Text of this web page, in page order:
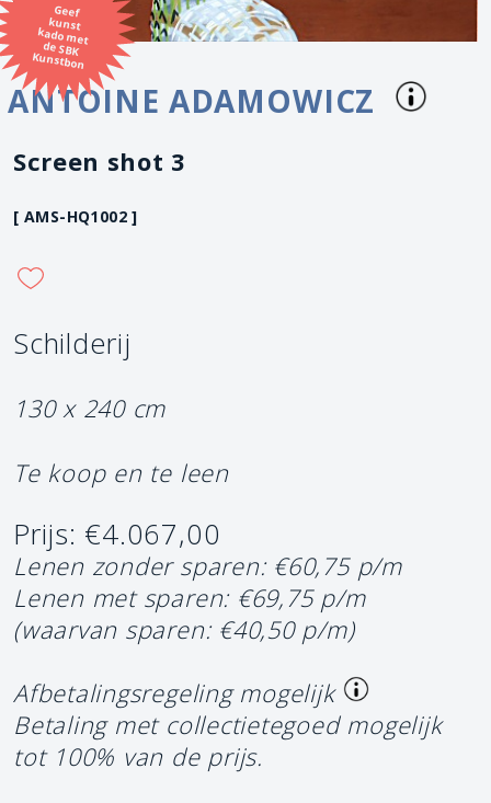
Geef
kunst
kado met
de SBK
Kunstbon
ANTOINE ADAMOWICZ
Screen shot 3
[ AMS-HQ1002 ]
Schilderij
130 x 240 cm
Te koop en te leen
Prijs: €4.067,00
Lenen zonder sparen: €60,75 p/m
Lenen met sparen: €69,75 p/m
(waarvan sparen: €40,50 p/m)
Afbetalingsregeling mogelijk
Betaling met collectietegoed mogelijk
tot 100% van de prijs.